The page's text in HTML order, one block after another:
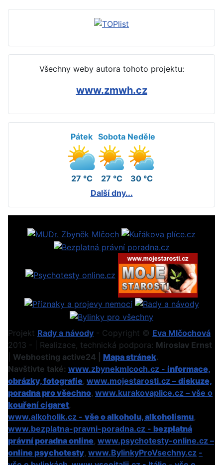
Všechny weby autora tohoto projektu:
www.zmwh.cz
Pátek
27 °C
Sobota
27 °C
Neděle
30 °C
Další dny...
Projekt Rady a návody - Copyright © Eva Mlčochová
2013 - | Realizace, technická podpora: Miroslav Ernst
Webhosting active24 | Mapa stránek.
Navštivte také: www.zbynekmlcoch.cz - informace,
obrázky, fotografie, www.mojestarosti.cz – diskuze,
poradna pro všechno, www.kurakovaplice.cz – vše o
kouření cigaret,
www.alkoholik.cz - vše o alkoholu, alkoholismu,
www.bezplatna-pravni-poradna.cz - bezplatná
právní poradna online, www.psychotesty-online.cz –
online psychotesty, www.BylinkyProVsechny.cz -